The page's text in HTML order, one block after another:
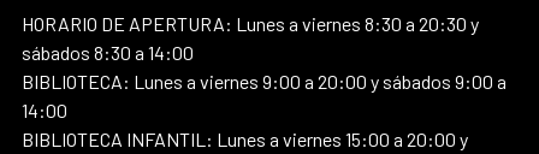
HORARIO DE APERTURA: Lunes a viernes 8:30 a 20:30 y
sábados 8:30 a 14:00
BIBLIOTECA: Lunes a viernes 9:00 a 20:00 y sábados 9:00 a
14:00
BIBLIOTECA INFANTIL: Lunes a viernes 15:00 a 20:00 y